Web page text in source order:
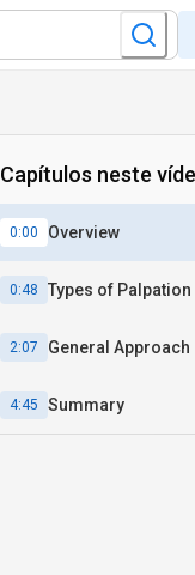
Capítulos neste
0:00 Overview
0:48 Types of Palpation
2:07 General
4:45 Summary